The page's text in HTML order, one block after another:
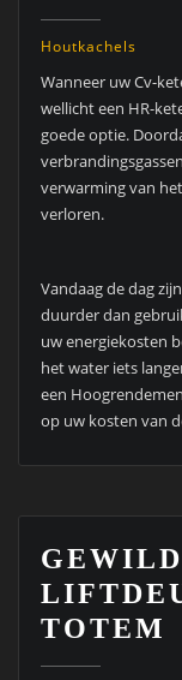
Houtkachels
Wanneer uw Cv-
wellicht een HR-
goede optie.
verwarming van
verloren.
Vandaag de dag
duurder dan
uw energiekosten
het water iets
een
op uw kosten van
TOTEM